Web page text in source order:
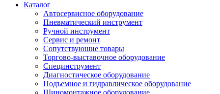
Каталог
Автосервисное оборудование
Пневматический инструмент
Ручной инструмент
Сервис и ремонт
Сопутствующие товары
Торгово-выставочное оборудование
Специнструмент
Диагностическое оборудование
Подъемное и гидравлическое оборудование
Шиномонтажное оборудование